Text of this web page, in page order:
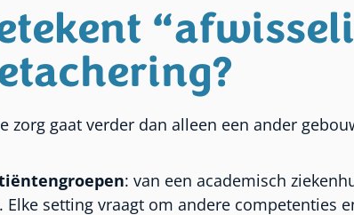
zorg gaat verder dan alleen een ander
: van een academisch
Elke setting vraagt om andere